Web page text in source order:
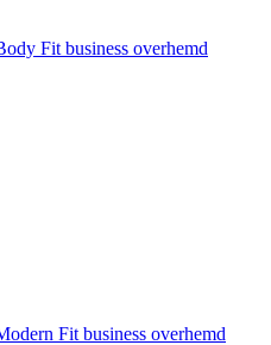
Fit business overhemd
Fit business overhemd